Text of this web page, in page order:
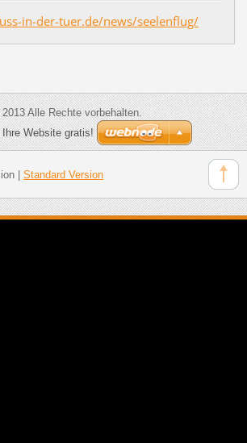
in-der-tuer.de/news/seelenflug/
Alle Rechte vorbehalten.
Website gratis!
| Standard Version